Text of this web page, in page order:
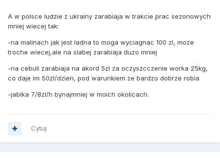
A w polsce ludzie z ukrainy zarabiaja w trakcie prac sezonowych
mniej wiecej tak:
-na malinach jak jest ladna to moga wyciagnac 100 zl, moze
troche wiecej,ale na slabej zarabiaja duzo mniej
-na cebuli zarabiaja na akord 5zl za oczyszcczenie worka 25kg,
co daje im 50zl/dzien, pod warunkiem ze bardzo dobrze robia
-jablka 7/8zl/h bynajmniej w moich okolicach.
Cytuj